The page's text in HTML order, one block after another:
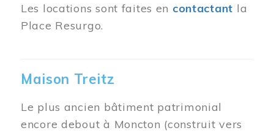
Les locations sont faites en contactant la
Place Resurgo.
Maison Treitz
Le plus ancien bâtiment patrimonial
encore debout à Moncton (construit vers